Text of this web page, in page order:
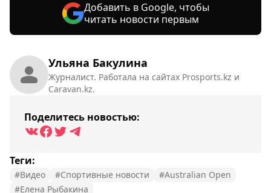
Ульяна Бакулина
Журналист. Работала на сайтах Prosports.kz и
Caravan.kz.
Поделитесь новостью:
Теги:
#Видео #Спортивные новости
#Australian Open
#Елена Рыбакина
Добавить в Google, чтобы
читать новости первым